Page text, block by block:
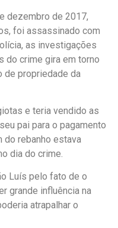
dezembro de 2017,
foi assassinado com
as investigações
do crime gira em torno
de propriedade da
e teria vendido as
pai para o pagamento
do rebanho estava
dia do crime.
Luís pelo fato de o
grande influência na
atrapalhar o